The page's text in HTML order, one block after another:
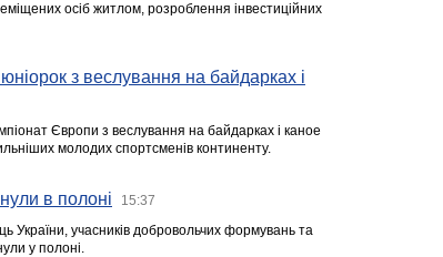
осіб житлом, розроблення інвестиційних
з веслування на байдарках і
Європи з веслування на байдарках і каное
молодих спортсменів континенту.
в полоні 15:37
України, учасників добровольчих формувань та
у полоні.